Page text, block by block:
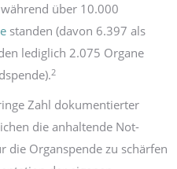
über 10.000
standen (davon 6.397 als
lediglich 2.075 Organe
2
Zahl dokumentierter
die anhaltende Not­
die Organ­spende zu schärfen